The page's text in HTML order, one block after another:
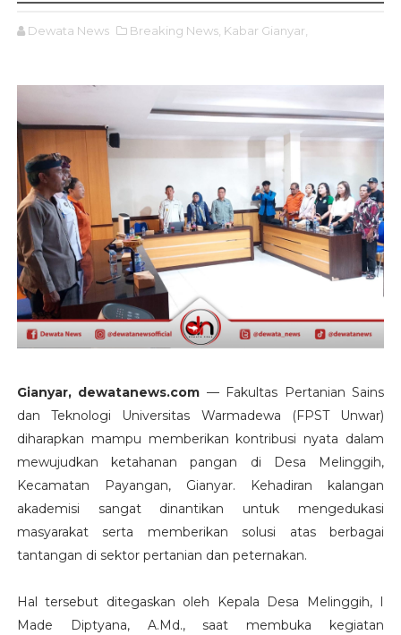
Dewata News Breaking News, Kabar Gianyar,
Gianyar, dewatanews.com — Fakultas Pertanian Sains
dan Teknologi Universitas Warmadewa (FPST Unwar)
diharapkan mampu memberikan kontribusi nyata dalam
mewujudkan ketahanan pangan di Desa Melinggih,
Kecamatan Payangan, Gianyar. Kehadiran kalangan
akademisi sangat dinantikan untuk mengedukasi
masyarakat serta memberikan solusi atas berbagai
tantangan di sektor pertanian dan peternakan.
Hal tersebut ditegaskan oleh Kepala Desa Melinggih, I
Made Diptyana, A.Md., saat membuka kegiatan